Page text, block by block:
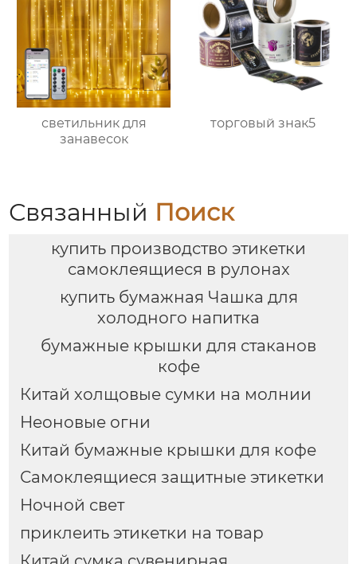
светильник для
занавесок
торговый знак5
Связанный Поиск
купить производство этикетки
самоклеящиеся в рулонах
купить бумажная Чашка для
холодного напитка
бумажные крышки для стаканов
кофе
Китай холщовые сумки на молнии
Неоновые огни
Китай бумажные крышки для кофе
Самоклеящиеся защитные этикетки
Ночной свет
приклеить этикетки на товар